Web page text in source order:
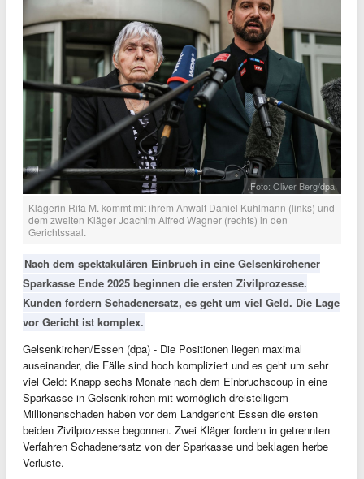
Foto: Oliver Berg/dpa
Klägerin Rita M. kommt mit ihrem Anwalt Daniel Kuhlmann (links) und
dem zweiten Kläger Joachim Alfred Wagner (rechts) in den
Gerichtssaal.
Nach dem spektakulären Einbruch in eine Gelsenkirchener
Sparkasse Ende 2025 beginnen die ersten Zivilprozesse.
Kunden fordern Schadenersatz, es geht um viel Geld. Die Lage
vor Gericht ist komplex.
Gelsenkirchen/Essen (dpa) - Die Positionen liegen maximal
auseinander, die Fälle sind hoch kompliziert und es geht um sehr
viel Geld: Knapp sechs Monate nach dem Einbruchscoup in eine
Sparkasse in Gelsenkirchen mit womöglich dreistelligem
Millionenschaden haben vor dem Landgericht Essen die ersten
beiden Zivilprozesse begonnen. Zwei Kläger fordern in getrennten
Verfahren Schadenersatz von der Sparkasse und beklagen herbe
Verluste.